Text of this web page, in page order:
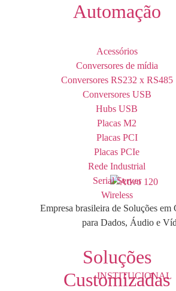
Automação
Acessórios
Conversores de mídia
Conversores RS232 x RS485
Conversores USB
Hubs USB
Placas M2
Placas PCI
Placas PCIe
Rede Industrial
Serial Server
Wireless
Soluções
Customizadas
Empresa brasileira de Soluções em
para Dados, Áudio e
INSTITUCIONAL